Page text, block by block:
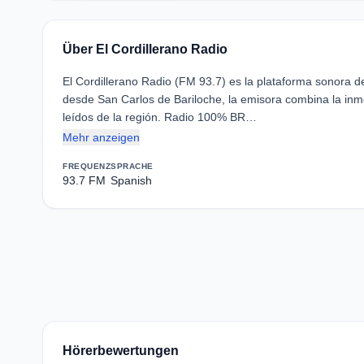
Über El Cordillerano Radio
El Cordillerano Radio (FM 93.7) es la plataforma sonora
desde San Carlos de Bariloche, la emisora combina la
leídos de la región. Radio 100% BR…
Mehr anzeigen
FREQUENZ
93.7 FM
SPRACHE
Spanish
Hörerbewertungen